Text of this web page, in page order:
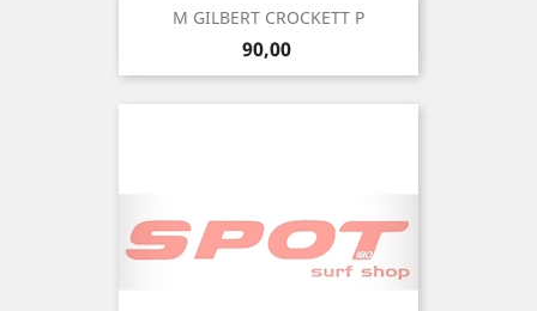
M GILBERT CROCKETT P
Precio
90,00